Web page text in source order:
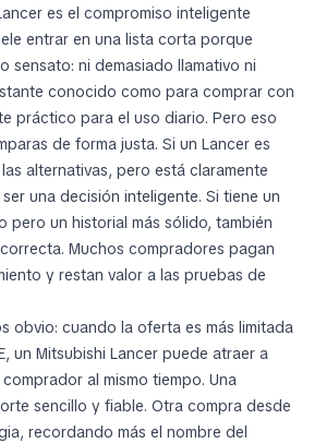
es el compromiso inteligente
entrar en una lista corta porque
sensato: ni demasiado llamativo ni
conocido como para comprar con
práctico para el uso diario. Pero eso
de forma justa. Si un Lancer es
alternativas, pero está claramente
una decisión inteligente. Si tiene un
pero un historial más sólido, también
Muchos compradores pagan
y restan valor a las pruebas de
obvio: cuando la oferta es más limitada
un Mitsubishi Lancer puede atraer a
al mismo tiempo. Una
sencillo y fiable. Otra compra desde
recordando más el nombre del